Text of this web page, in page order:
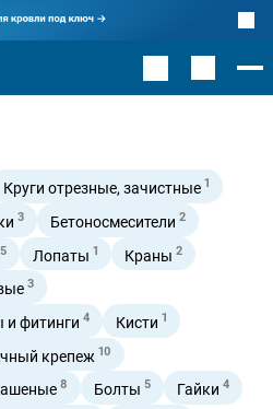
Круги отрезные, зачистные 1
3 Бетоносмесители 2
5 Лопаты 1 Краны 2
3
и фитинги 4 Кисти 1
крепеж 10
8 Болты 5 Гайки 4